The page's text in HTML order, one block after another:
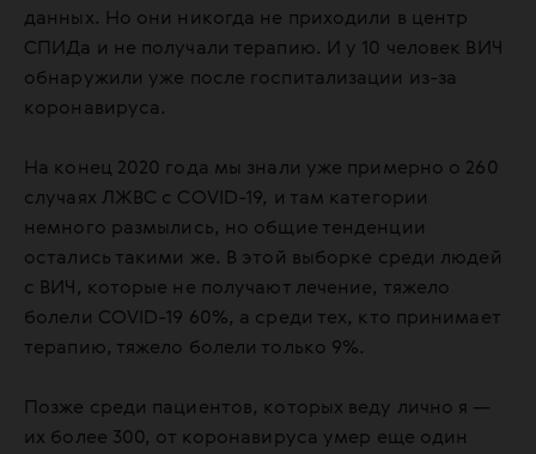
данных. Но они никогда не приходили в центр
СПИДа и не получали терапию. И у 10 человек ВИЧ
обнаружили уже после госпитализации из-за
коронавируса.
На конец 2020 года мы знали уже примерно о 260
случаях ЛЖВС с COVID-19, и там категории
немного размылись, но общие тенденции
остались такими же. В этой выборке среди людей
с ВИЧ, которые не получают лечение, тяжело
болели COVID-19 60%, а среди тех, кто принимает
терапию, тяжело болели только 9%.
Позже среди пациентов, которых веду лично я —
их более 300, от коронавируса умер еще один